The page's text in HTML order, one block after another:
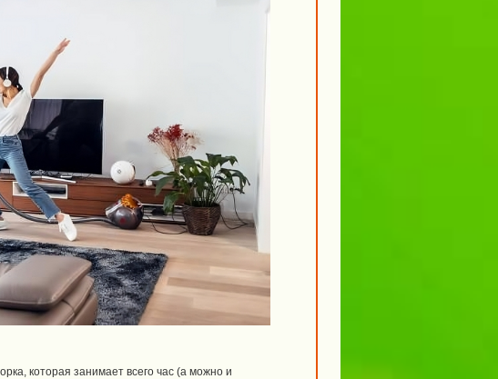
которая занимает всего час (а можно и